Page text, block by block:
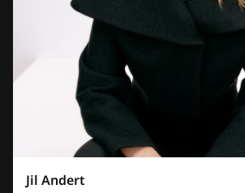
Jil Andert